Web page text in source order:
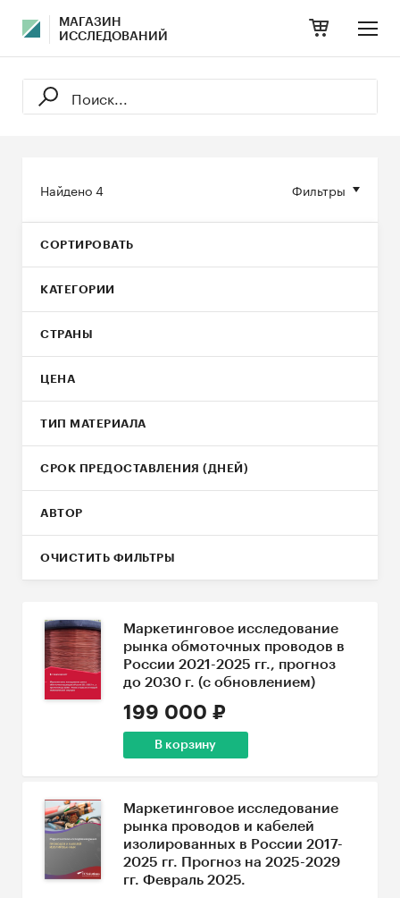
МАГАЗИН
ИССЛЕДОВАНИЙ
Фильтры
Найдено4
СОРТИРОВАТЬ
КАТЕГОРИИ
СТРАНЫ
ЦЕНА
ТИП МАТЕРИАЛА
СРОК ПРЕДОСТАВЛЕНИЯ (ДНЕЙ)
АВТОР
ОЧИСТИТЬ ФИЛЬТРЫ
Маркетинговое исследование
рынка обмоточных проводов в
России 2021-2025 гг., прогноз
до 2030 г. (с обновлением)
199 000 ₽
В корзину
Маркетинговое исследование
рынка проводов и кабелей
изолированных в России 2017-
2025 гг. Прогноз на 2025-2029
гг. Февраль 2025.